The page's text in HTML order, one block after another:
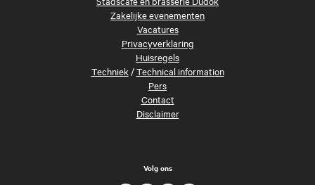
Zakelijke evenementen
Vacatures
Privacyverklaring
Huisregels
Techniek/Technical information
Pers
Contact
Disclaimer
Volg ons